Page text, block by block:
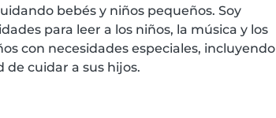
bebés y niños pequeños. Soy
para leer a los niños, la música y los
con necesidades especiales, incluyendo
cuidar a sus hijos.